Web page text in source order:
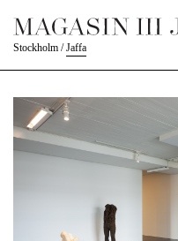
Stockholm /Jaffa